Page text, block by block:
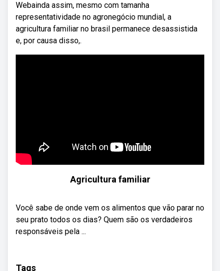
Webainda assim, mesmo com tamanha
representatividade no agronegócio mundial, a
agricultura familiar no brasil permanece desassistida
e, por causa disso,.
Agricultura familiar
Você sabe de onde vem os alimentos que vão parar no
seu prato todos os dias? Quem são os verdadeiros
responsáveis pela ...
Tags